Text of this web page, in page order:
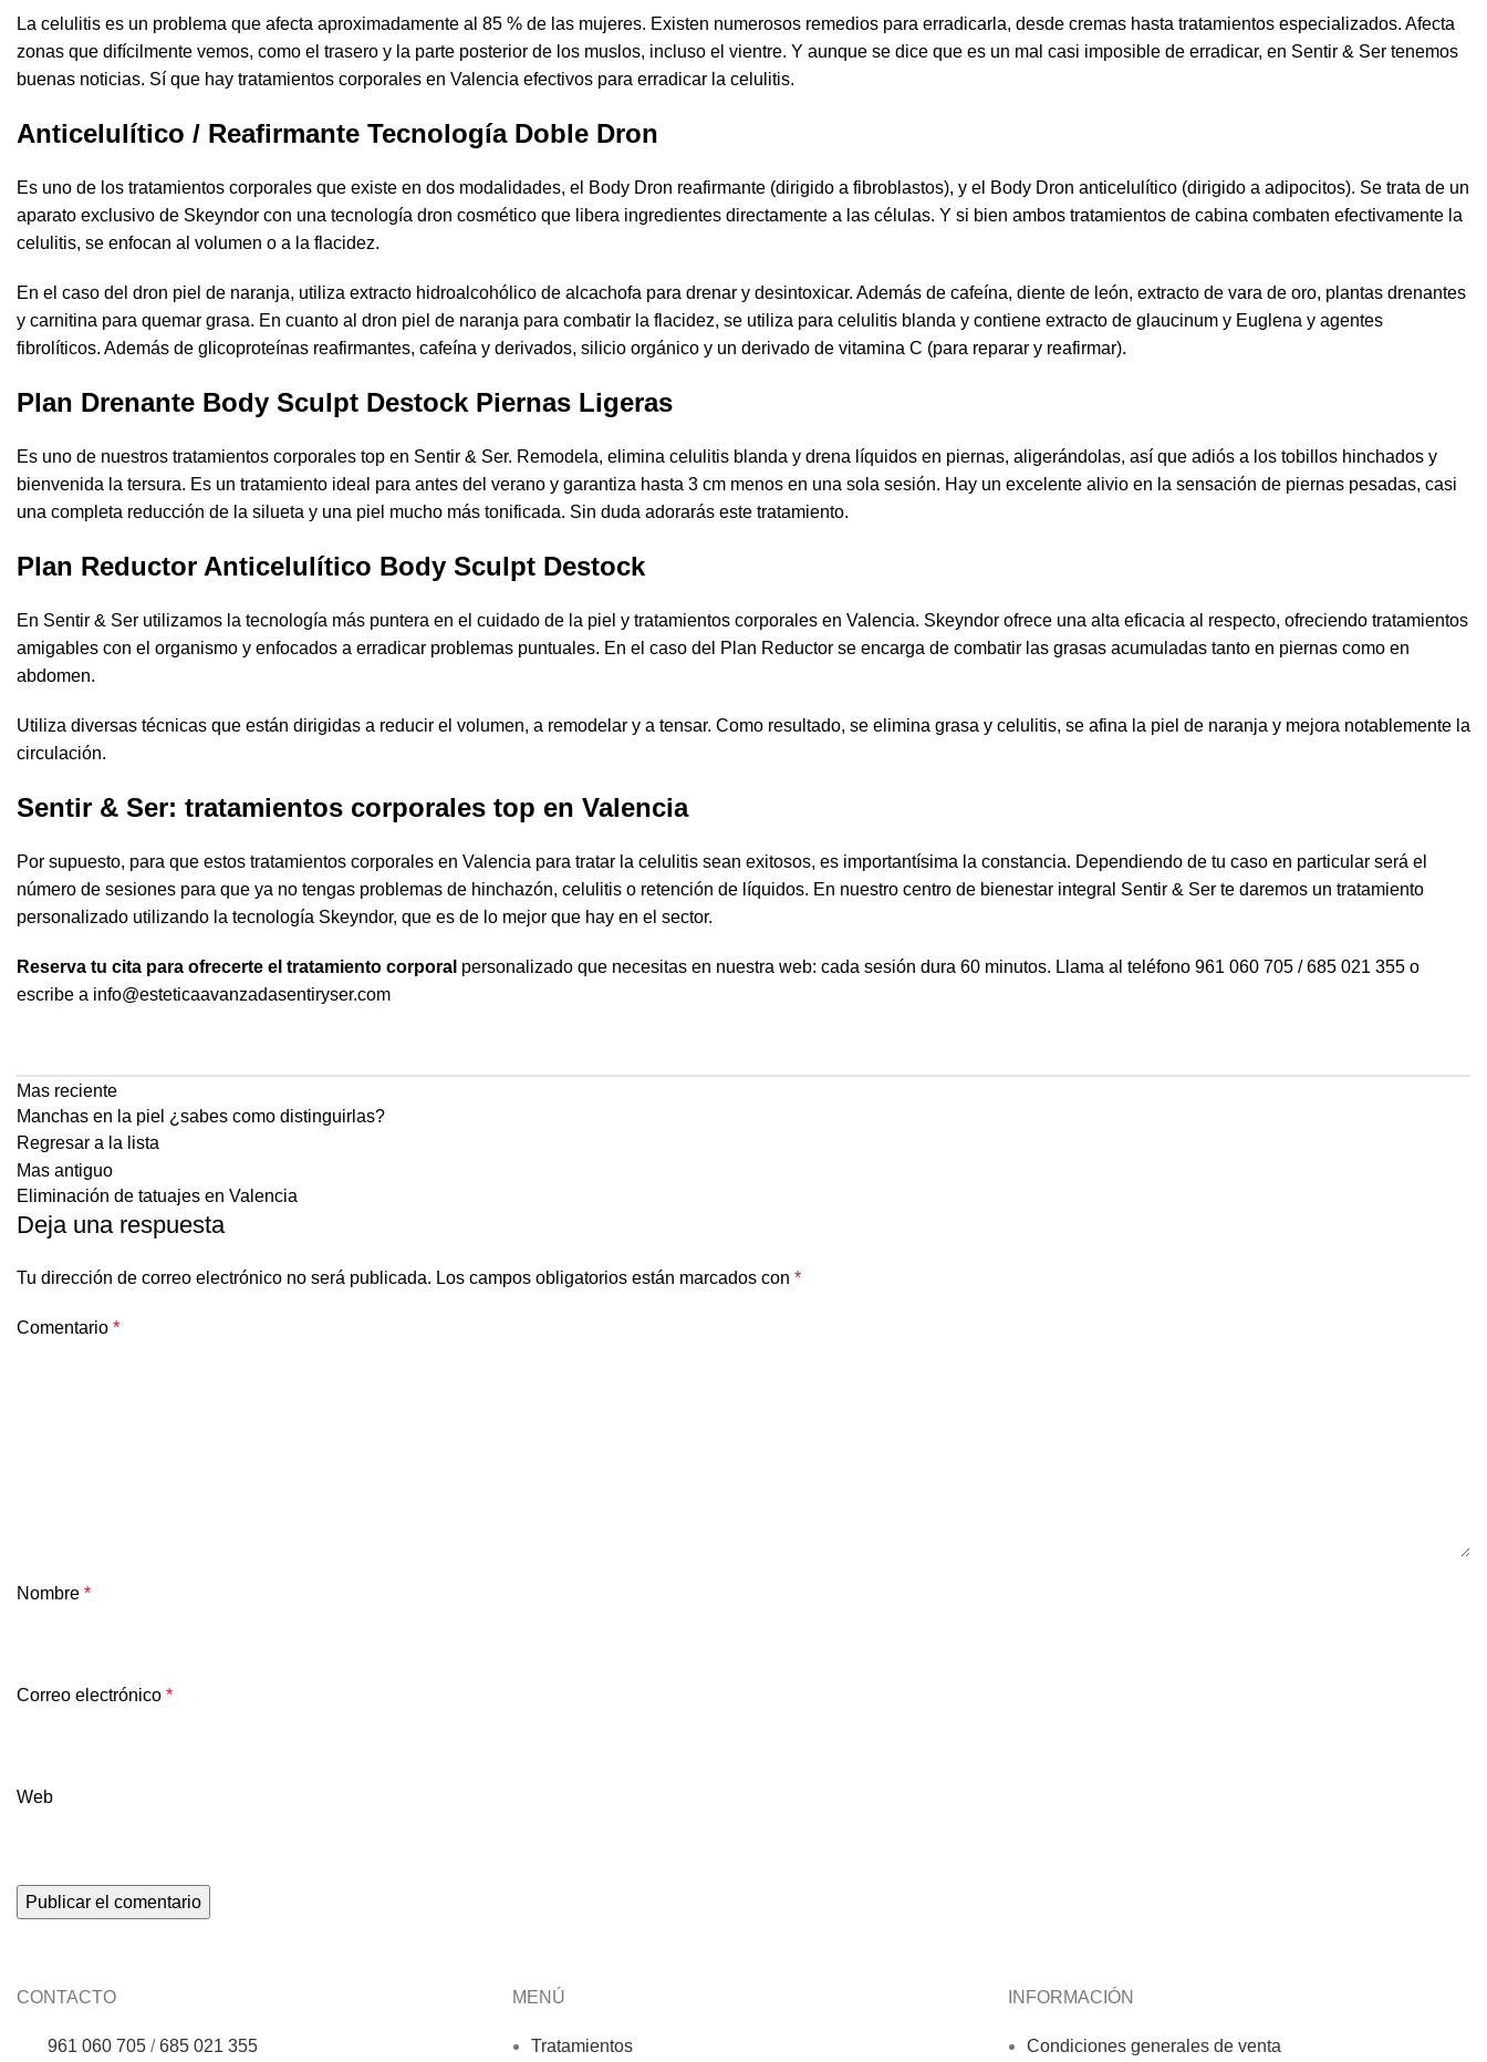
La celulitis es un problema que afecta aproximadamente al 85 % de las mujeres. Existen numerosos remedios para erradicarla, desde cremas hasta tratamientos especializados. Afecta
zonas que difícilmente vemos, como el trasero y la parte posterior de los muslos, incluso el vientre. Y aunque se dice que es un mal casi imposible de erradicar, en Sentir & Ser tenemos
buenas noticias. Sí que hay tratamientos corporales en Valencia efectivos para erradicar la celulitis.
Anticelulítico / Reafirmante Tecnología Doble Dron
Es uno de los tratamientos corporales que existe en dos modalidades, el Body Dron reafirmante (dirigido a fibroblastos), y el Body Dron anticelulítico (dirigido a adipocitos). Se trata de un
aparato exclusivo de Skeyndor con una tecnología dron cosmético que libera ingredientes directamente a las células. Y si bien ambos tratamientos de cabina combaten efectivamente la
celulitis, se enfocan al volumen o a la flacidez.
En el caso del dron piel de naranja, utiliza extracto hidroalcohólico de alcachofa para drenar y desintoxicar. Además de cafeína, diente de león, extracto de vara de oro, plantas drenantes
y carnitina para quemar grasa. En cuanto al dron piel de naranja para combatir la flacidez, se utiliza para celulitis blanda y contiene extracto de glaucinum y Euglena y agentes
fibrolíticos. Además de glicoproteínas reafirmantes, cafeína y derivados, silicio orgánico y un derivado de vitamina C (para reparar y reafirmar).
Plan Drenante Body Sculpt Destock Piernas Ligeras
Es uno de nuestros tratamientos corporales top en Sentir & Ser. Remodela, elimina celulitis blanda y drena líquidos en piernas, aligerándolas, así que adiós a los tobillos hinchados y
bienvenida la tersura. Es un tratamiento ideal para antes del verano y garantiza hasta 3 cm menos en una sola sesión. Hay un excelente alivio en la sensación de piernas pesadas, casi
una completa reducción de la silueta y una piel mucho más tonificada. Sin duda adorarás este tratamiento.
Plan Reductor Anticelulítico Body Sculpt Destock
En Sentir & Ser utilizamos la tecnología más puntera en el cuidado de la piel y tratamientos corporales en Valencia. Skeyndor ofrece una alta eficacia al respecto, ofreciendo tratamientos
amigables con el organismo y enfocados a erradicar problemas puntuales. En el caso del Plan Reductor se encarga de combatir las grasas acumuladas tanto en piernas como en
abdomen.
Utiliza diversas técnicas que están dirigidas a reducir el volumen, a remodelar y a tensar. Como resultado, se elimina grasa y celulitis, se afina la piel de naranja y mejora notablemente la
circulación.
Sentir & Ser: tratamientos corporales top en Valencia
Por supuesto, para que estos tratamientos corporales en Valencia para tratar la celulitis sean exitosos, es importantísima la constancia. Dependiendo de tu caso en particular será el
número de sesiones para que ya no tengas problemas de hinchazón, celulitis o retención de líquidos. En nuestro centro de bienestar integral Sentir & Ser te daremos un tratamiento
personalizado utilizando la tecnología Skeyndor, que es de lo mejor que hay en el sector.
Reserva tu cita para ofrecerte el tratamiento corporal personalizado que necesitas en nuestra web: cada sesión dura 60 minutos. Llama al teléfono 961 060 705 / 685 021 355 o
escribe a info@esteticaavanzadasentiryser.com
Mas reciente
Manchas en la piel ¿sabes como distinguirlas?
Regresar a la lista
Mas antiguo
Eliminación de tatuajes en Valencia
Deja una respuesta
Tu dirección de correo electrónico no será publicada. Los campos obligatorios están marcados con *
Comentario *
Nombre *
Correo electrónico *
Web
CONTACTO
961 060 705 /685 021 355
MENÚ
Tratamientos
INFORMACIÓN
Condiciones generales de venta